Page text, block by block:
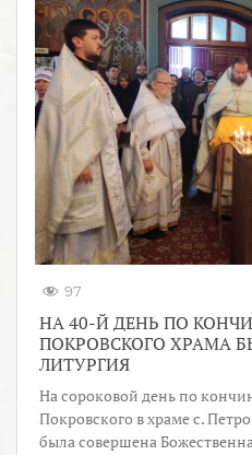
97
НА 40-Й ДЕНЬ ПО
ПОКРОВСКОГО ХРАМА
ЛИТУРГИЯ
На сороковой день по
Покровского в храме с.
была совершена